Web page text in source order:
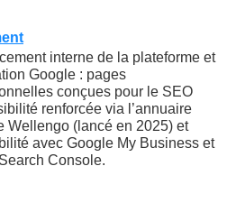
interne de la plateforme et
Google : pages
conçues pour le SEO
renforcée via l’annuaire
Wellengo (lancé en 2025) et
avec Google My Business et
Console.